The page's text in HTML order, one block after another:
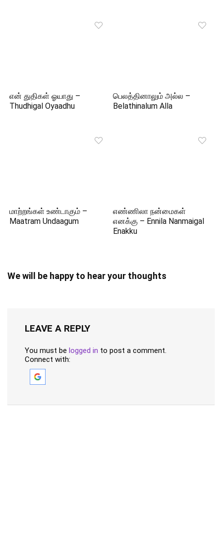
என் துதிகள் ஓயாது –
Thudhigal Oyaadhu
பெலத்தினாலும் அல்ல –
Belathinalum Alla
மாற்றங்கள் உண்டாகும் –
Maatram Undaagum
எண்ணிலா நன்மைகள்
எனக்கு – Ennila Nanmaigal
Enakku
We will be happy to hear your thoughts
LEAVE A REPLY
You must be logged in to post a comment.
Connect with: